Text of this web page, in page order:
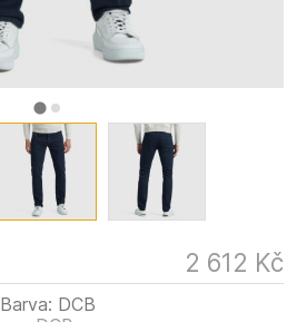
2 612 Kč
Barva: DCB